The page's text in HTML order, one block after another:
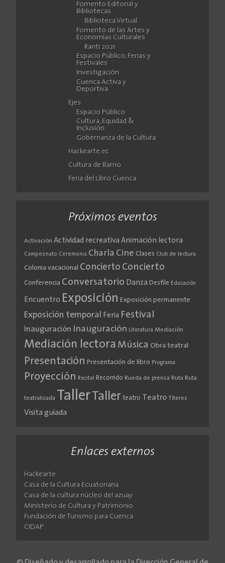
Fomento Editorial y
Bibliotecas
Biblioteca Virtual
Fomento de las Artes y
Economías Culturales
Ranti 2021
Espacio Público, Ferias y
Festivales
Investigación
Cuenca Activa y
Deportiva
Ejes
Espacio Público
Cultura, Equidad &
Inclusión
Gobernanza de la Cultura
Hackearte.ec
Cultura de Barrio
Feria del Libro Cuenca
Próximos eventos
Activación Actividad recreativa Animación lectora
Campeonato Ceremonia Charla Cine Clases Club de lectura
Colonia vacacional Concierto Concierto
Conferencia Conversatorio Danza Desfile Educación
Encuentro Exposición Exposición permanente
Exposición temporal Feria Festival
Inauguración Inauguración Literatura Mediación
Mediación lectora Música Obra teatral
Presentación Presentación de libro Programa
Proyección Recital Recorrido Rueda de prensa Ruta Ruta
teatralizada Taller Taller teatro Teatro Títeres
Visita guiada
Enlaces externos
Hackearte
Casa de la Cultura Ecuatoriana
Casa de la cultura núcleo del azuay
Ministerio de Cultura y Patrimonio
Fundación de Turismo para Cuenca
CIDAP